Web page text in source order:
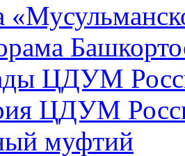
ЦДУМ
ЦДУМ
муфтий